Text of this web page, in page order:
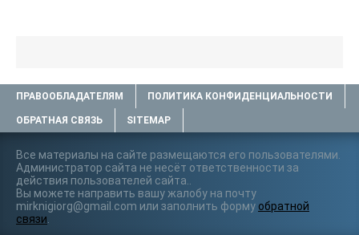
ПРАВООБЛАДАТЕЛЯМ ПОЛИТИКА КОНФИДЕНЦИАЛЬНОСТИ
ОБРАТНАЯ СВЯЗЬ SITEMAP
Все материалы на сайте размещаются его пользователями.
Администратор сайта не несёт ответственности за
действия пользователей сайта..
Вы можете направить вашу жалобу на почту
mirknigiorg@gmail.com или заполнить форму обратной
связи